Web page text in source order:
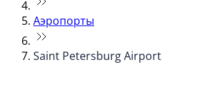
Аэропорты
Saint Petersburg Airport